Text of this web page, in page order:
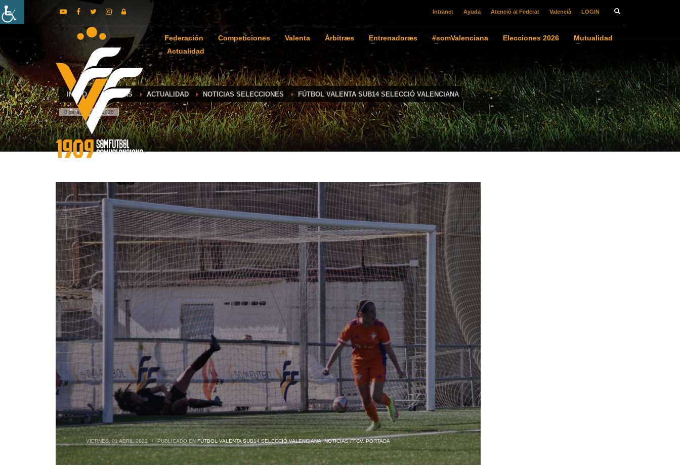
Intranet Ayuda Atenció al Federat Valencià LOGIN
Federación Competiciones Valenta Àrbitræs Entrenadoræs #somValenciana Elecciones 2026
Mutualidad
Actualidad
INICIO NOTICIAS ACTUALIDAD NOTICIAS SELECCIONES FÚTBOL VALENTA SUB14 SELECCIÓ VALENCIANA
8 de agosto de 2026
VIERNES, 01 ABRIL 2022 / PUBLICADO EN FÚTBOL VALENTA SUB14 SELECCIÓ VALENCIANA,NOTICIAS FFCV,PORTADA